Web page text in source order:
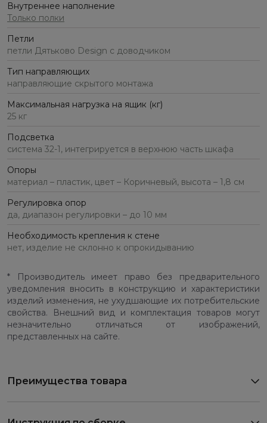
Внутреннее наполнение
Только полки
Петли
петли Дятьково Design с доводчиком
Тип направляющих
направляющие скрытого монтажа
Максимальная нагрузка на ящик (кг)
25 кг
Подсветка
система 32-1, интегрируется в верхнюю часть шкафа
Опоры
материал – пластик, цвет – Коричневый, высота – 1,8 см
Регулировка опор
да, диапазон регулировки – до 10 мм
Необходимость крепления к стене
нет, изделие не склонно к опрокидыванию
* Производитель имеет право без предварительного
уведомления вносить в конструкцию и характеристики
изделий изменения, не ухудшающие их потребительские
свойства. Внешний вид и комплектация товаров могут
незначительно отличаться от изображений,
представленных на сайте.
Преимущества товара